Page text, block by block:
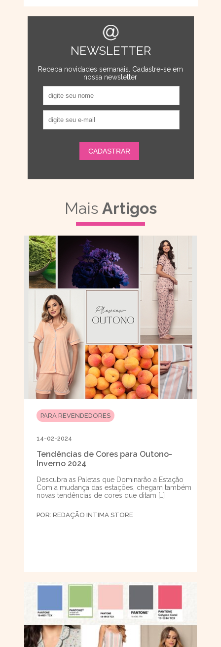
NEWSLETTER
Receba novidades semanais. Cadastre-se em
nossa newsletter
Mais Artigos
PARA REVENDEDORES
14-02-2024
Tendências de Cores para Outono-
Inverno 2024
Descubra as Paletas que Dominarão a Estação
Com a mudança das estações, chegam também
novas tendências de cores que ditam […]
POR: REDAÇÃO INTIMA STORE